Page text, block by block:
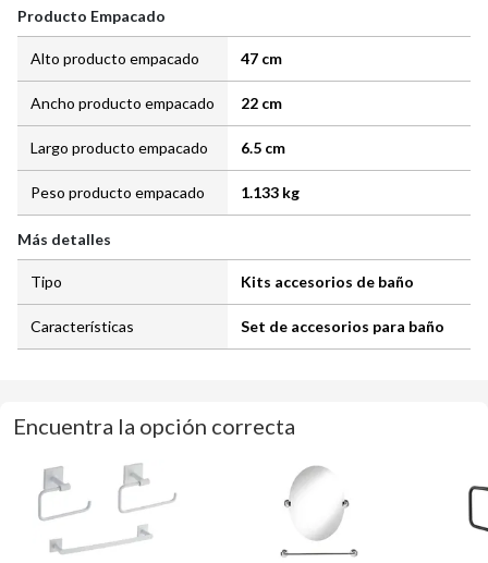
Producto Empacado
Alto producto empacado 47 cm
Ancho producto empacado 22 cm
Largo producto empacado 6.5 cm
Peso producto empacado 1.133 kg
Más detalles
Tipo Kits accesorios de baño
Características Set de accesorios para baño
Encuentra la opción correcta